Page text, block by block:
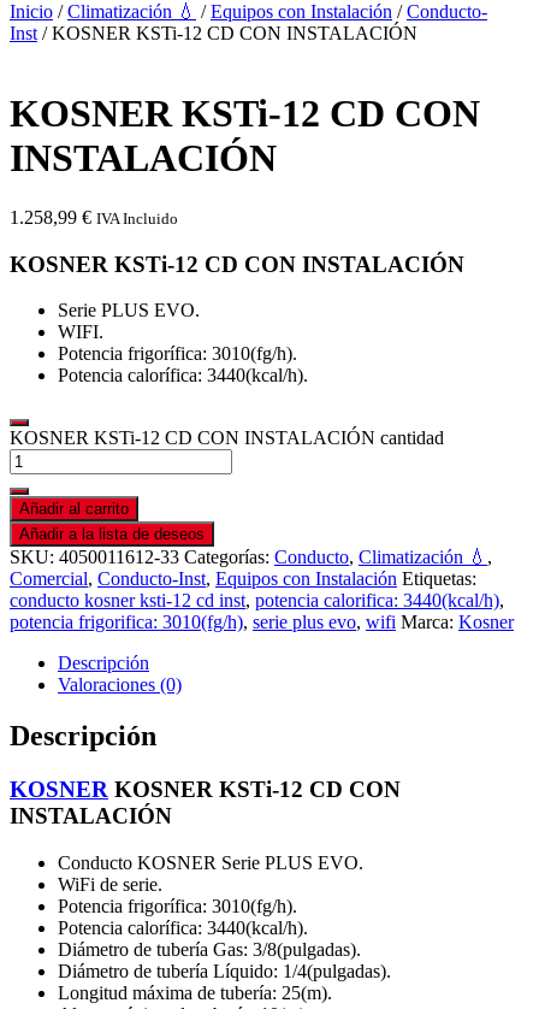
Inicio /Climatización 💧 /Equipos con Instalación /Conducto-
Inst / KOSNER KSTi-12 CD CON INSTALACIÓN
KOSNER KSTi-12 CD CON
INSTALACIÓN
1.258,99 € IVA Incluido
KOSNER KSTi-12 CD CON INSTALACIÓN
Serie PLUS EVO.
WIFI.
Potencia frigorífica: 3010(fg/h).
Potencia calorífica: 3440(kcal/h).
KOSNER KSTi-12 CD CON INSTALACIÓN cantidad
Añadir al carrito
Añadir a la lista de deseos
SKU: 4050011612-33 Categorías: Conducto, Climatización 💧 ,
Comercial, Conducto-Inst, Equipos con Instalación Etiquetas:
conducto kosner ksti-12 cd inst, potencia calorifica: 3440(kcal/h),
potencia frigorifica: 3010(fg/h), serie plus evo, wifi Marca: Kosner
Descripción
Valoraciones (0)
Descripción
KOSNER KOSNER KSTi-12 CD CON
INSTALACIÓN
Conducto KOSNER Serie PLUS EVO.
WiFi de serie.
Potencia frigorífica: 3010(fg/h).
Potencia calorífica: 3440(kcal/h).
Diámetro de tubería Gas: 3/8(pulgadas).
Diámetro de tubería Líquido: 1/4(pulgadas).
Longitud máxima de tubería: 25(m).